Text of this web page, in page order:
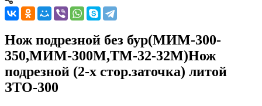
Нож подрезной без бур(МИМ-300-
350,МИМ-300М,ТМ-32-32М)Нож
подрезной (2-х стор.заточка) литой
ЗТО-300